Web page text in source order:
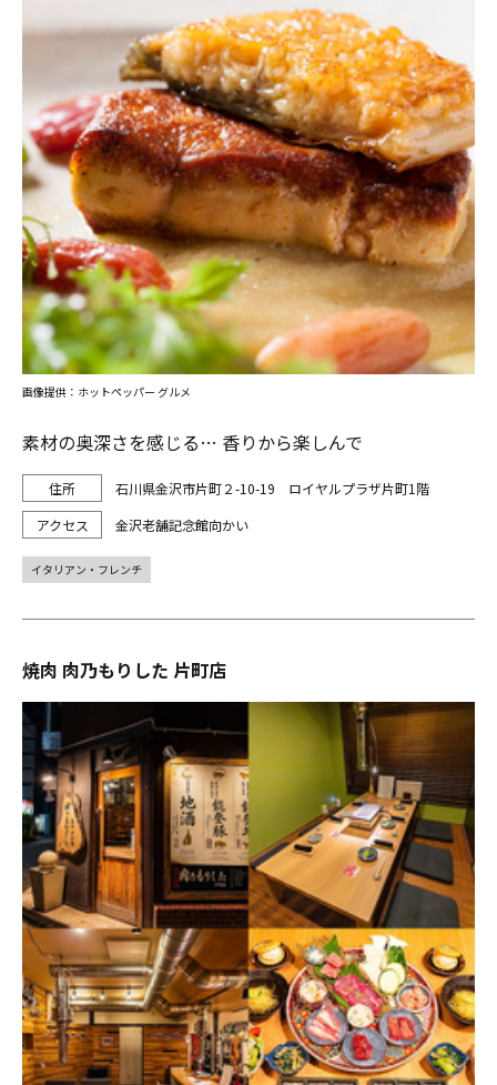
素材の奥深さを感じる… 香りから楽しんで
石川県金沢市片町２-10-19 ロイヤルプラザ片町1階
金沢老舗記念館向かい
画像提供：ホットペッパー グルメ
イタリアン・フレンチ
焼肉 肉乃もりした 片町店